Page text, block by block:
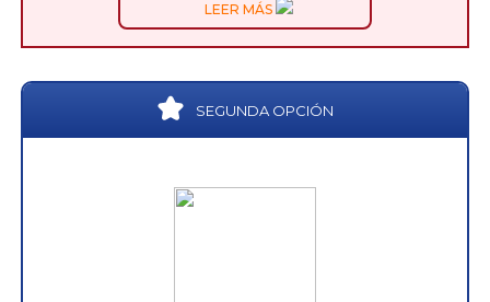
LEER MÁS
SEGUNDA OPCIÓN